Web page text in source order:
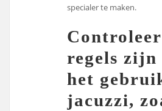
specialer te maken.
regels
het
jacuzzi,